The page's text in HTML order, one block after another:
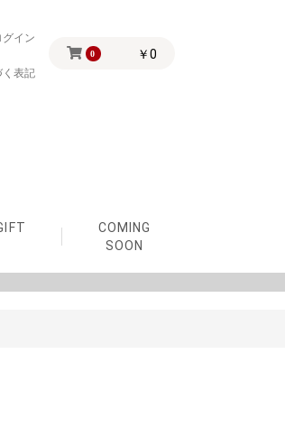
グイン
く表記
0 ￥0
円で探す
円で探す
円で探す
円で探す
い
誕生日
誕生日
COMING
SOON